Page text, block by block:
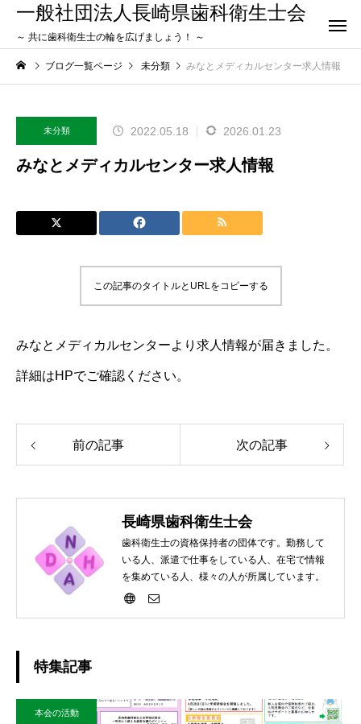
一般社団法人長崎県歯科衛生士会
～ 共に歯科衛生士の輪を広げましょう！ ～
ブログ一覧ページ 未分類 みなとメディカルセンター求人情報
未分類 2022.05.18 2026.01.23
みなとメディカルセンター求人情報
この記事のタイトルとURLをコピーする
みなとメディカルセンターより求人情報が届きました。
詳細はHPでご確認ください。
前の記事 次の記事
長崎県歯科衛生士会
歯科衛生士の資格保持者の団体です。勤務して
いる人、派遣で仕事をしている人、在宅で情報
を集めている人、様々の人が所属しています。
特集記事
本会の活動